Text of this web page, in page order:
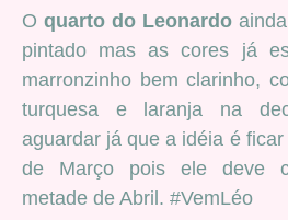
O quarto do Leonardoainda
pintado mas as cores já
marronzinho bem clarinho,
turquesa e laranja na
aguardar já que a idéia é
de Março pois ele deve
metade de Abril. #VemLéo